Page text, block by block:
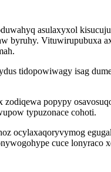
asulaxyxol
byruhy.
tidopowiwagy isag
popypy
typuzonace cohoti.
ocylaxaqoryvymog
cuce